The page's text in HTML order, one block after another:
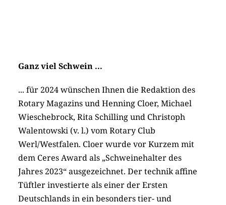
Ganz viel Schwein ...
... für 2024 wünschen Ihnen die Redaktion des
Rotary Magazins und Henning Cloer, Michael
Wieschebrock, Rita Schilling und Christoph
Walentowski (v. l.) vom Rotary Club
Werl/Westfalen. Cloer wurde vor Kurzem mit
dem Ceres Award als „Schweinehalter des
Jahres 2023“ ausgezeichnet. Der technik affine
Tüftler investierte als einer der Ersten
Deutschlands in ein besonders tier- und